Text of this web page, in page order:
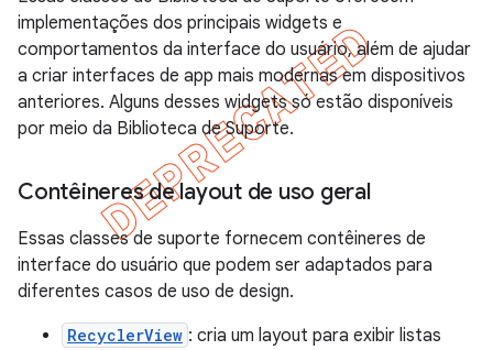
implementações dos principais widgets e
comportamentos da interface do usuário, além de ajudar
a criar interfaces de app mais modernas em dispositivos
anteriores. Alguns desses widgets só estão disponíveis
por meio da Biblioteca de Suporte.
Contêineres de layout de uso geral
Essas classes de suporte fornecem contêineres de
interface do usuário que podem ser adaptados para
diferentes casos de uso de design.
RecyclerView : cria um layout para exibir listas